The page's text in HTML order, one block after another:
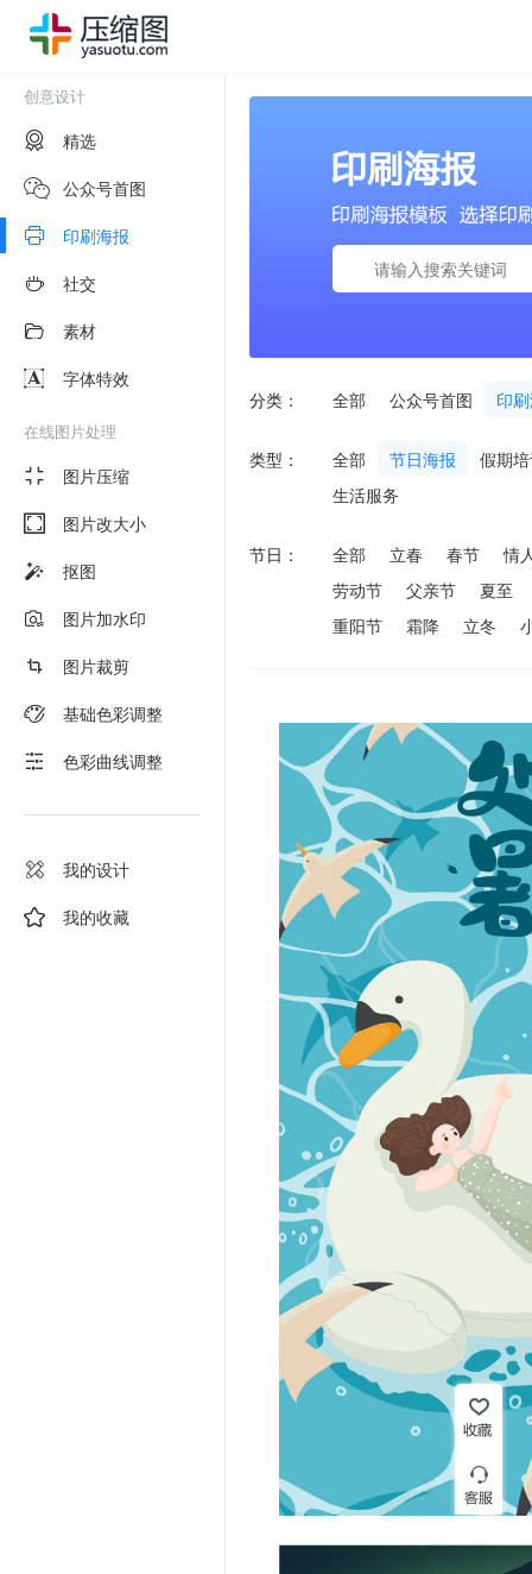
创意设计
精选
公众号首图
印刷海报
社交
素材
字体特效
在线图片处理
图片压缩
图片改大小
抠图
图片加水印
图片裁剪
基础色彩调整
色彩曲线调整
我的设计
我的收藏
分类： 全部 公众号首图 印
类型： 全部 节日海报
假期
生活服务
节日： 全部 立春 春节
情
劳动节
父亲节
夏至
重阳节
霜降 立冬